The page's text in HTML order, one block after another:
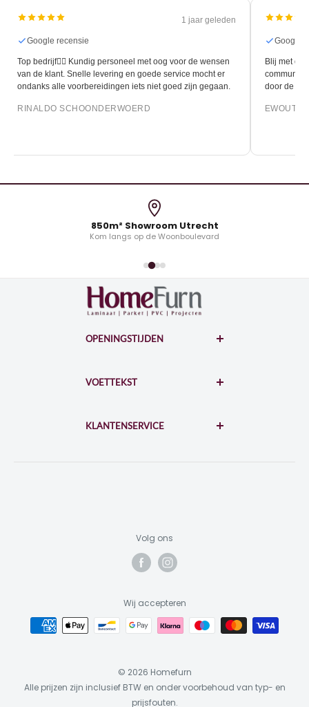
1 jaar geleden
Google recensie
Top bedrijf👍🏻 Kundig personeel met oog voor de wensen
van de klant. Snelle levering en goede service mocht er
ondanks alle voorbereidingen iets niet goed zijn gegaan.
RINALDO SCHOONDERWOERD
Google
Blij met de
door de
EWOUT
850m² Showroom Utrecht
Kom langs op de Woonboulevard
OPENINGSTIJDEN
Hollantlaan 7-A
zo-ma: 12:00 - 17:00
VOETTEKST
Privacybeleid
KLANTENSERVICE
Volg ons
Wij accepteren
© 2026 Homefurn
Alle prijzen zijn inclusief BTW en onder voorbehoud van typ- en
prijsfouten.